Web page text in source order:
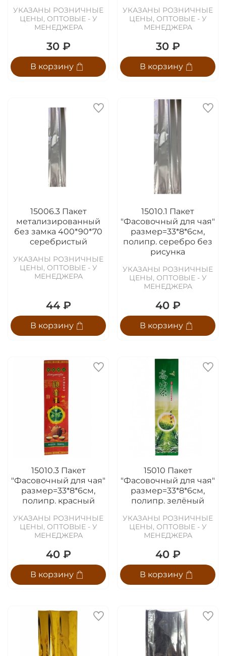
УКАЗАНЫ РОЗНИЧНЫЕ
ЦЕНЫ, ОПТОВЫЕ - У
МЕНЕДЖЕРА
30 ₽
В корзину
УКАЗАНЫ РОЗНИЧНЫЕ
ЦЕНЫ, ОПТОВЫЕ - У
МЕНЕДЖЕРА
30 ₽
В корзину
15006.3 Пакет
метализированный
без замка 400*90*70
серебристый
УКАЗАНЫ РОЗНИЧНЫЕ
ЦЕНЫ, ОПТОВЫЕ - У
МЕНЕДЖЕРА
44 ₽
В корзину
15010.1 Пакет
"Фасовочный для чая"
размер=33*8*6см,
полипр. серебро без
рисунка
УКАЗАНЫ РОЗНИЧНЫЕ
ЦЕНЫ, ОПТОВЫЕ - У
МЕНЕДЖЕРА
40 ₽
В корзину
15010.3 Пакет
"Фасовочный для чая"
размер=33*8*6см,
полипр. красный
УКАЗАНЫ РОЗНИЧНЫЕ
ЦЕНЫ, ОПТОВЫЕ - У
МЕНЕДЖЕРА
40 ₽
В корзину
15010 Пакет
"Фасовочный для чая"
размер=33*8*6см,
полипр. зелёный
УКАЗАНЫ РОЗНИЧНЫЕ
ЦЕНЫ, ОПТОВЫЕ - У
МЕНЕДЖЕРА
40 ₽
В корзину